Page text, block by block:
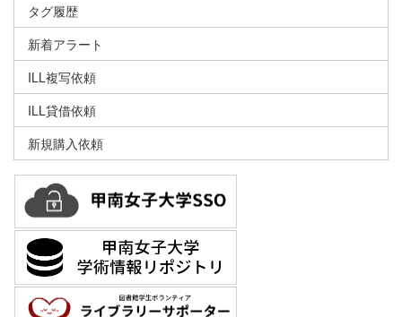
タグ履歴
新着アラート
ILL複写依頼
ILL貸借依頼
新規購入依頼